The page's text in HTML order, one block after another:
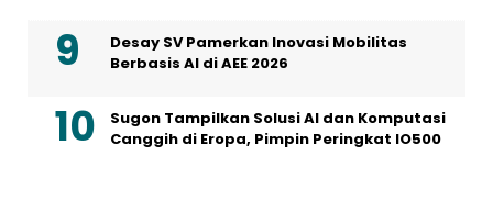
Desay SV Pamerkan Inovasi Mobilitas
Berbasis AI di AEE 2026
Sugon Tampilkan Solusi AI dan Komputasi
Canggih di Eropa, Pimpin Peringkat IO500